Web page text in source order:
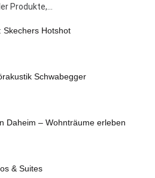
Produkte,...
Skechers Hotshot
Schwabegger
Daheim – Wohnträume erleben
& Suites